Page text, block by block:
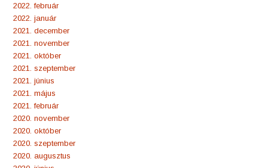
2022. február
2022. január
2021. december
2021. november
2021. október
2021. szeptember
2021. június
2021. május
2021. február
2020. november
2020. október
2020. szeptember
2020. augusztus